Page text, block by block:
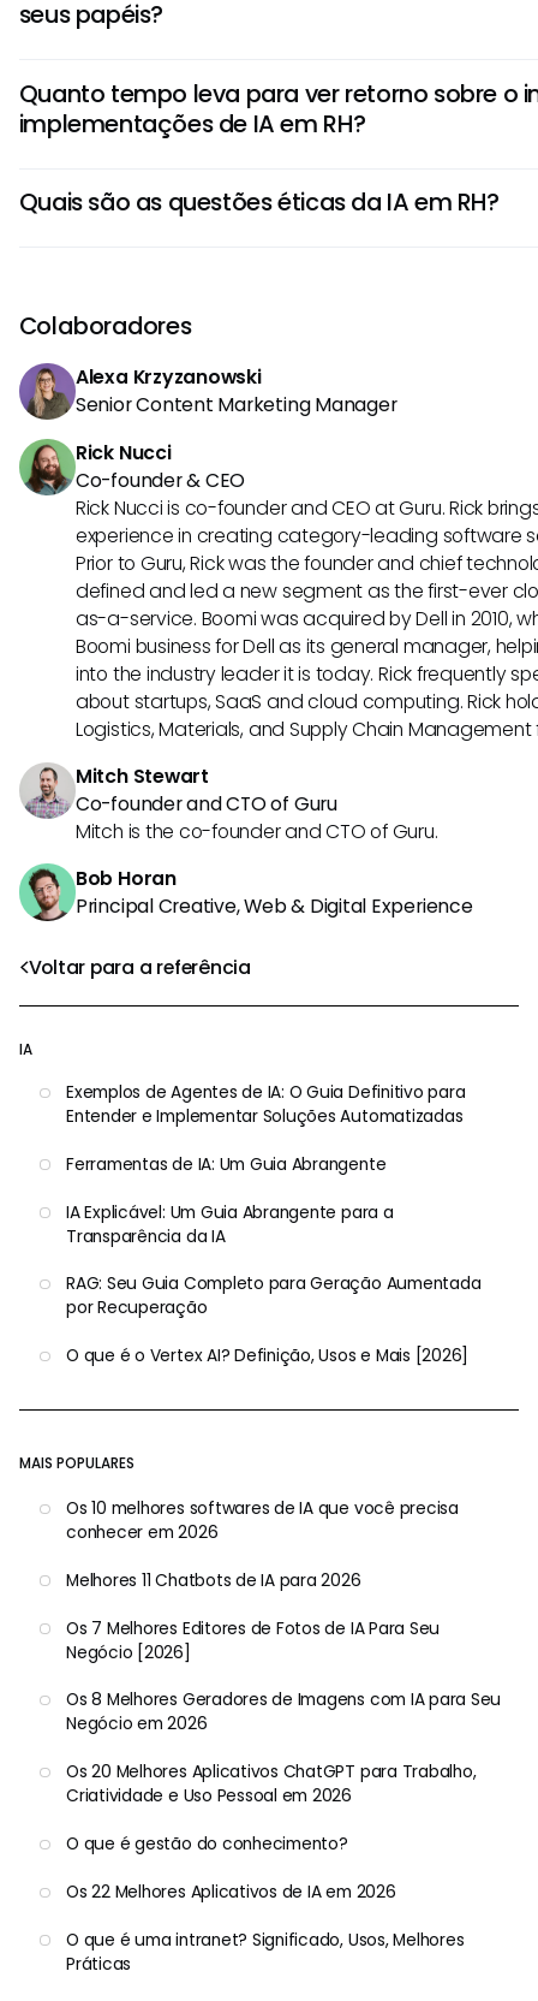
Voltar para a referência
IA
Exemplos de Agentes de IA: O Guia Definitivo para
Entender e Implementar Soluções Automatizadas
Ferramentas de IA: Um Guia Abrangente
IA Explicável: Um Guia Abrangente para a
Transparência da IA
RAG: Seu Guia Completo para Geração Aumentada
por Recuperação
O que é o Vertex AI? Definição, Usos e Mais [2026]
MAIS POPULARES
Os 10 melhores softwares de IA que você precisa
conhecer em 2026
Melhores 11 Chatbots de IA para 2026
Os 7 Melhores Editores de Fotos de IA Para Seu
Negócio [2026]
Os 8 Melhores Geradores de Imagens com IA para Seu
Negócio em 2026
Os 20 Melhores Aplicativos ChatGPT para Trabalho,
Criatividade e Uso Pessoal em 2026
O que é gestão do conhecimento?
Os 22 Melhores Aplicativos de IA em 2026
O que é uma intranet? Significado, Usos, Melhores
Práticas
gerenciamento de conhecimento como o Guru que
seus papéis?
que os profissionais foquem em iniciativas estratégicas
humano e empatia.
Quanto tempo leva para ver retorno sobre o
implementações de IA em RH?
plataformas de IA em toda a empresa proporcionam
Quais são as questões éticas da IA em RH?
mantenha uma abordagem centrada no ser humano nas
Colaboradores
Alexa Krzyzanowski
Senior Content Marketing Manager
Rick Nucci
Co-founder & CEO
Rick Nucci is co-founder and CEO at Guru. Rick
experience in creating category-leading software
Prior to Guru, Rick was the founder and chief
defined and led a new segment as the first-ever
as-a-service. Boomi was acquired by Dell in 2010,
Boomi business for Dell as its general manager,
into the industry leader it is today. Rick frequently
about startups, SaaS and cloud computing. Rick
Logistics, Materials, and Supply Chain Management
Mitch Stewart
Co-founder and CTO of Guru
Mitch is the co-founder and CTO of Guru.
Bob Horan
Principal Creative, Web & Digital Experience